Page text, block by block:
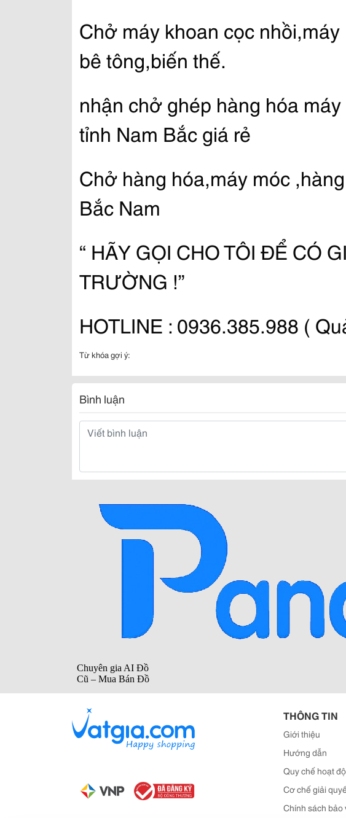
Chở máy khoan cọc
bê tông,biến thế.
nhận chở ghép hàng hóa
tỉnh Nam Bắc giá rẻ
Chở hàng hóa,máy móc
Bắc Nam
“ HÃY GỌI CHO TÔI ĐỂ CÓ
TRƯỜNG !”
HOTLINE : 0936.385.988 (
Từ khóa gợi ý:
Bình luận
THÔNG TIN
Giới thiệu
Hướng dẫn
Quy chế hoạt
Cơ chế giải
Chính sách bảo